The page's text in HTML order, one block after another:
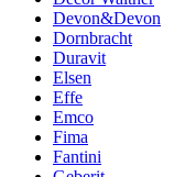
Devon&Devon
Dornbracht
Duravit
Elsen
Effe
Emco
Fima
Fantini